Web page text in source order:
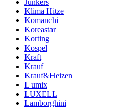
Klima Hitze
Komanchi
Koreastar
Korting
Kospel
Kraft
Krauf
Krauf&Heizen
L umix
LUXELL
Lamborghini